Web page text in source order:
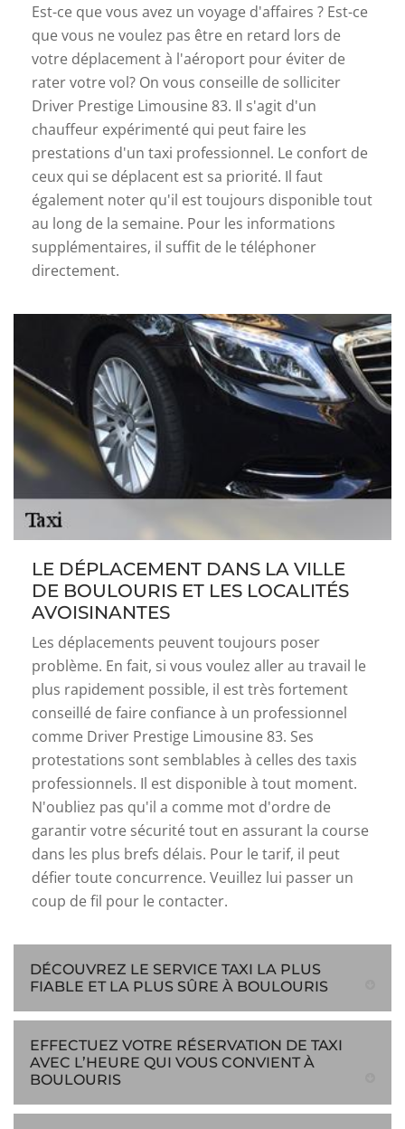
Est-ce que vous avez un voyage d'affaires ? Est-ce
que vous ne voulez pas être en retard lors de
votre déplacement à l'aéroport pour éviter de
rater votre vol? On vous conseille de solliciter
Driver Prestige Limousine 83. Il s'agit d'un
chauffeur expérimenté qui peut faire les
prestations d'un taxi professionnel. Le confort de
ceux qui se déplacent est sa priorité. Il faut
également noter qu'il est toujours disponible tout
au long de la semaine. Pour les informations
supplémentaires, il suffit de le téléphoner
directement.
LE DÉPLACEMENT DANS LA VILLE
DE BOULOURIS ET LES LOCALITÉS
AVOISINANTES
Les déplacements peuvent toujours poser
problème. En fait, si vous voulez aller au travail le
plus rapidement possible, il est très fortement
conseillé de faire confiance à un professionnel
comme Driver Prestige Limousine 83. Ses
protestations sont semblables à celles des taxis
professionnels. Il est disponible à tout moment.
N'oubliez pas qu'il a comme mot d'ordre de
garantir votre sécurité tout en assurant la course
dans les plus brefs délais. Pour le tarif, il peut
défier toute concurrence. Veuillez lui passer un
coup de fil pour le contacter.
DÉCOUVREZ LE SERVICE TAXI LA PLUS
FIABLE ET LA PLUS SÛRE À BOULOURIS
EFFECTUEZ VOTRE RÉSERVATION DE TAXI
AVEC L’HEURE QUI VOUS CONVIENT À
BOULOURIS